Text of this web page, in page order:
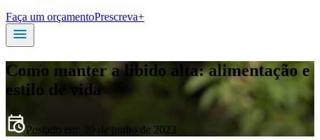
Faça um orçamentoPrescreva+
Como manter a libido alta: alimentação e
estilo de vida
Postado em:
29 de junho de 2023